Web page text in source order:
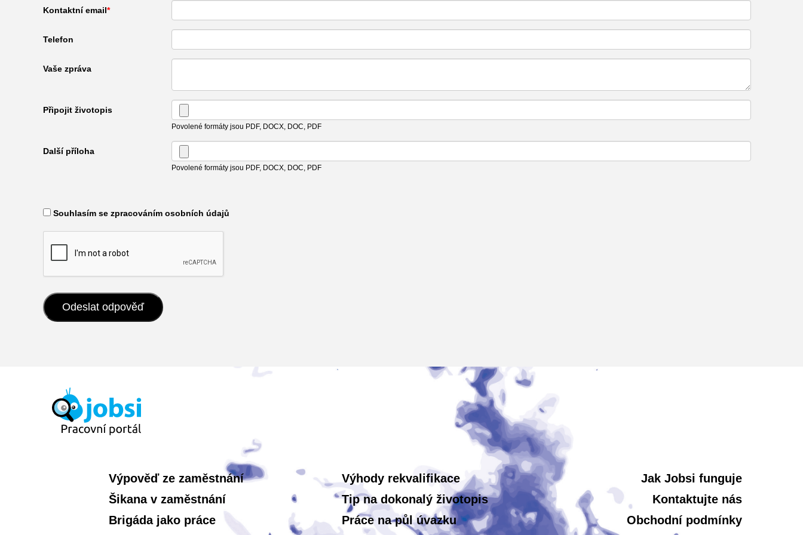
Kontaktní email
Telefon
Vaše zpráva
Připojit životopis
Povolené formáty jsou PDF, DOCX, DOC, PDF
Další příloha
Povolené formáty jsou PDF, DOCX, DOC, PDF
​ Souhlasím se zpracováním osobních údajů
Výpověď ze zaměstnání
Šikana v zaměstnání
Brigáda jako práce
Výhody rekvalifikace
Tip na dokonalý životopis
Práce na půl úvazku
Jak Jobsi funguje
Kontaktujte nás
Obchodní podmínky